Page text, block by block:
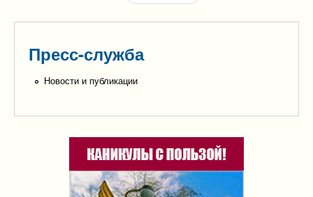
Пресс-служба
Новости и публикации